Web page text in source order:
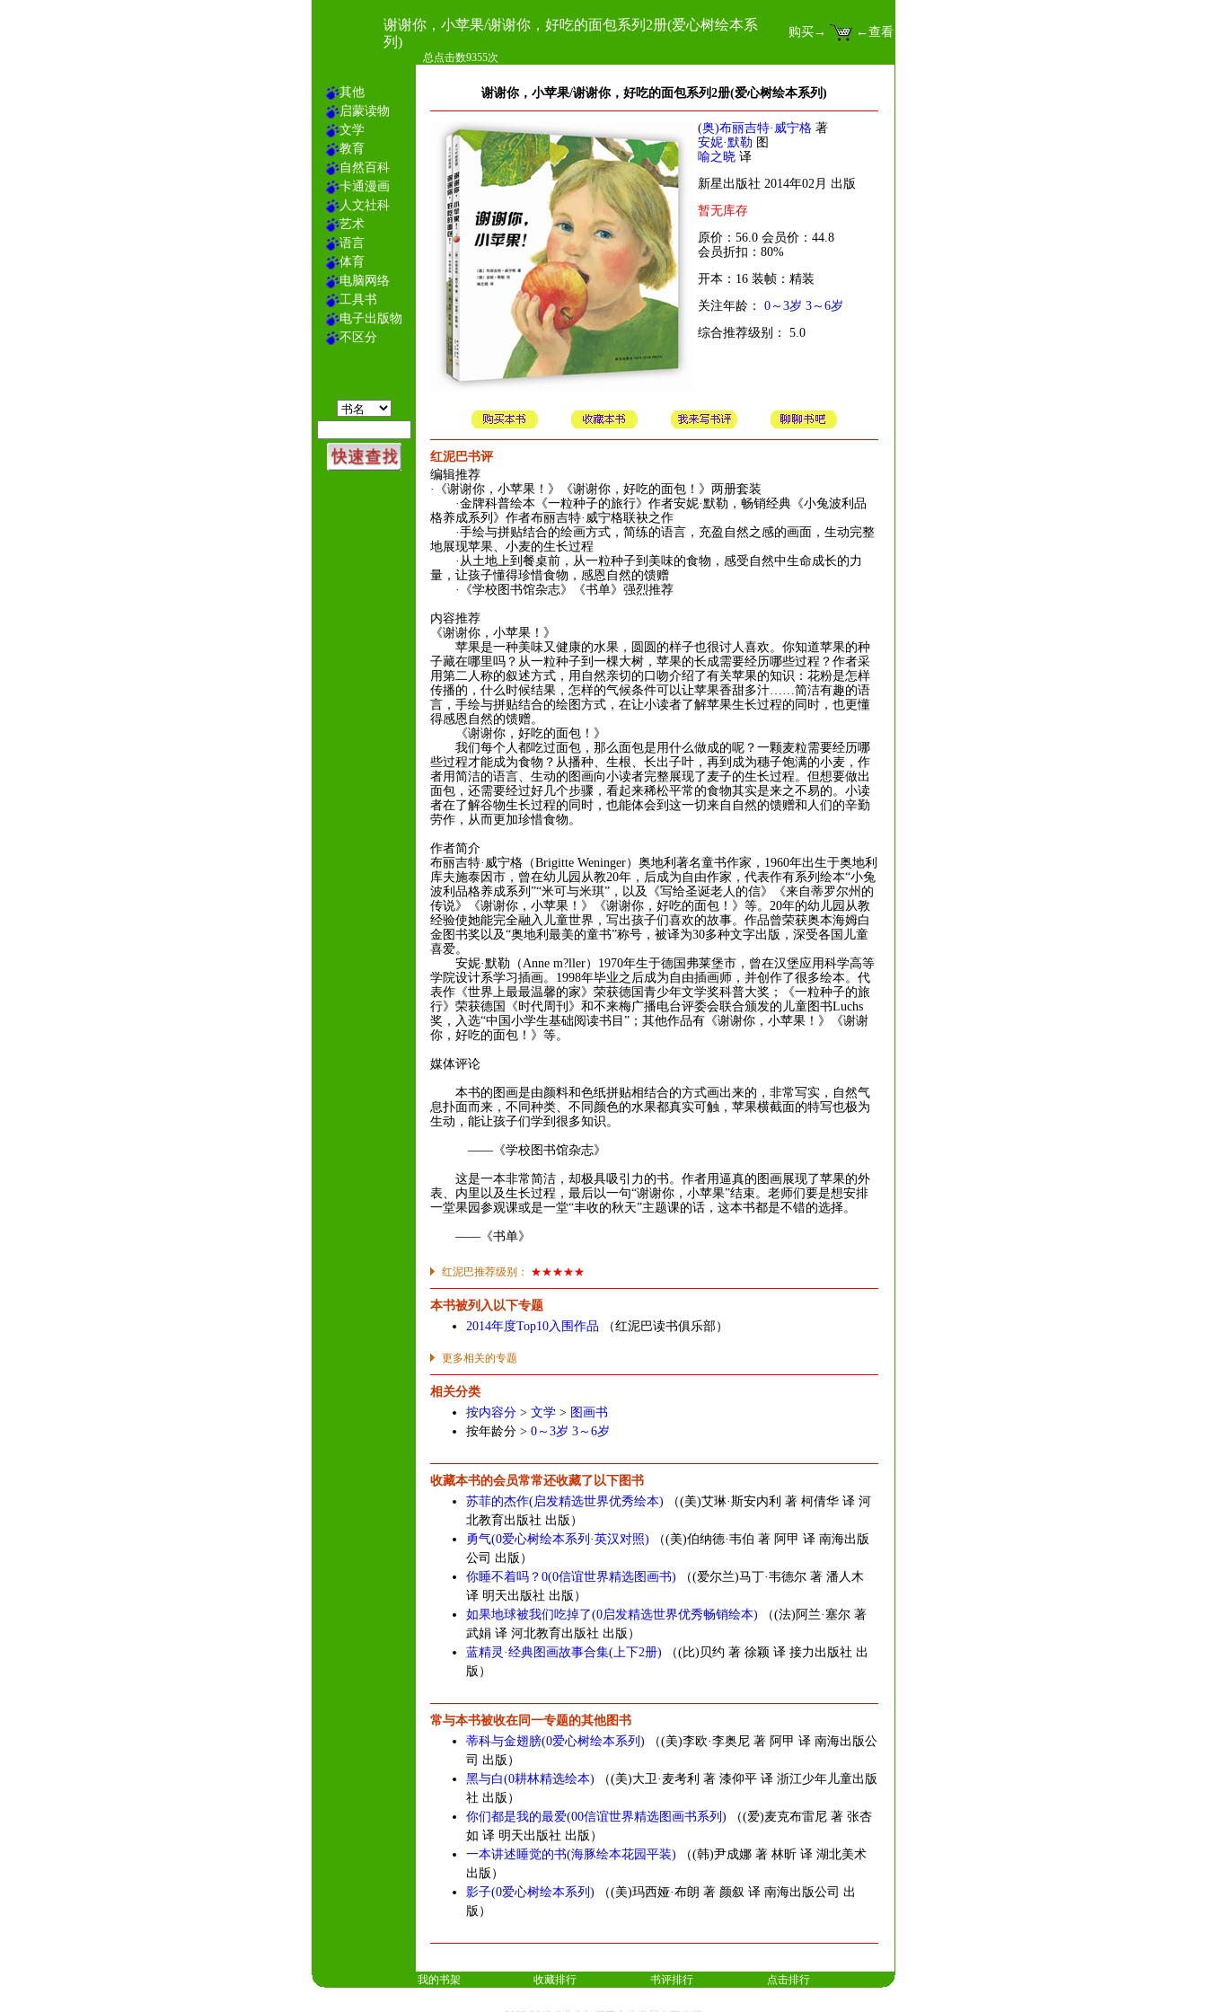
谢谢你，小苹果/谢谢你，好吃的面包系列2册(爱心树绘本系
列)
购买→ ←查看
总点击数9355次
其他
启蒙读物
文学
教育
自然百科
卡通漫画
人文社科
艺术
语言
体育
电脑网络
工具书
电子出版物
不区分
谢谢你，小苹果/谢谢你，好吃的面包系列2册(爱心树绘本系列)
(奥)布丽吉特·威宁格 著
安妮·默勒 图
喻之晓 译
新星出版社 2014年02月 出版
暂无库存
原价：56.0 会员价：44.8
会员折扣：80%
开本：16 装帧：精装
关注年龄： 0～3岁 3～6岁
综合推荐级别： 5.0
红泥巴书评
编辑推荐
·《谢谢你，小苹果！》《谢谢你，好吃的面包！》两册套装
·金牌科普绘本《一粒种子的旅行》作者安妮·默勒，畅销经典《小兔波利品
格养成系列》作者布丽吉特·威宁格联袂之作
·手绘与拼贴结合的绘画方式，简练的语言，充盈自然之感的画面，生动完整
地展现苹果、小麦的生长过程
·从土地上到餐桌前，从一粒种子到美味的食物，感受自然中生命成长的力
量，让孩子懂得珍惜食物，感恩自然的馈赠
·《学校图书馆杂志》《书单》强烈推荐
内容推荐
《谢谢你，小苹果！》
苹果是一种美味又健康的水果，圆圆的样子也很讨人喜欢。你知道苹果的种
子藏在哪里吗？从一粒种子到一棵大树，苹果的长成需要经历哪些过程？作者采
用第二人称的叙述方式，用自然亲切的口吻介绍了有关苹果的知识：花粉是怎样
传播的，什么时候结果，怎样的气候条件可以让苹果香甜多汁……简洁有趣的语
言，手绘与拼贴结合的绘图方式，在让小读者了解苹果生长过程的同时，也更懂
得感恩自然的馈赠。
《谢谢你，好吃的面包！》
我们每个人都吃过面包，那么面包是用什么做成的呢？一颗麦粒需要经历哪
些过程才能成为食物？从播种、生根、长出子叶，再到成为穗子饱满的小麦，作
者用简洁的语言、生动的图画向小读者完整展现了麦子的生长过程。但想要做出
面包，还需要经过好几个步骤，看起来稀松平常的食物其实是来之不易的。小读
者在了解谷物生长过程的同时，也能体会到这一切来自自然的馈赠和人们的辛勤
劳作，从而更加珍惜食物。
作者简介
布丽吉特·威宁格（Brigitte Weninger）奥地利著名童书作家，1960年出生于奥地利
库夫施泰因市，曾在幼儿园从教20年，后成为自由作家，代表作有系列绘本“小兔
波利品格养成系列”“米可与米琪”，以及《写给圣诞老人的信》《来自蒂罗尔州的
传说》《谢谢你，小苹果！》《谢谢你，好吃的面包！》等。20年的幼儿园从教
经验使她能完全融入儿童世界，写出孩子们喜欢的故事。作品曾荣获奥本海姆白
金图书奖以及“奥地利最美的童书”称号，被译为30多种文字出版，深受各国儿童
喜爱。
安妮·默勒（Anne m?ller）1970年生于德国弗莱堡市，曾在汉堡应用科学高等
学院设计系学习插画。1998年毕业之后成为自由插画师，并创作了很多绘本。代
表作《世界上最最温馨的家》荣获德国青少年文学奖科普大奖；《一粒种子的旅
行》荣获德国《时代周刊》和不来梅广播电台评委会联合颁发的儿童图书Luchs
奖，入选“中国小学生基础阅读书目”；其他作品有《谢谢你，小苹果！》《谢谢
你，好吃的面包！》等。
媒体评论
本书的图画是由颜料和色纸拼贴相结合的方式画出来的，非常写实，自然气
息扑面而来，不同种类、不同颜色的水果都真实可触，苹果横截面的特写也极为
生动，能让孩子们学到很多知识。
——《学校图书馆杂志》
这是一本非常简洁，却极具吸引力的书。作者用逼真的图画展现了苹果的外
表、内里以及生长过程，最后以一句“谢谢你，小苹果”结束。老师们要是想安排
一堂果园参观课或是一堂“丰收的秋天”主题课的话，这本书都是不错的选择。
——《书单》
红泥巴推荐级别： ★★★★★
本书被列入以下专题
2014年度Top10入围作品 （红泥巴读书俱乐部）
更多相关的专题
相关分类
按内容分 > 文学 > 图画书
按年龄分 > 0～3岁 3～6岁
收藏本书的会员常常还收藏了以下图书
苏菲的杰作(启发精选世界优秀绘本) （(美)艾琳·斯安内利 著 柯倩华 译 河
北教育出版社 出版）
勇气(0爱心树绘本系列·英汉对照) （(美)伯纳德·韦伯 著 阿甲 译 南海出版
公司 出版）
你睡不着吗？0(0信谊世界精选图画书) （(爱尔兰)马丁·韦德尔 著 潘人木
译 明天出版社 出版）
如果地球被我们吃掉了(0启发精选世界优秀畅销绘本) （(法)阿兰·塞尔 著
武娟 译 河北教育出版社 出版）
蓝精灵·经典图画故事合集(上下2册) （(比)贝约 著 徐颖 译 接力出版社 出
版）
常与本书被收在同一专题的其他图书
蒂科与金翅膀(0爱心树绘本系列) （(美)李欧·李奥尼 著 阿甲 译 南海出版公
司 出版）
黑与白(0耕林精选绘本) （(美)大卫·麦考利 著 漆仰平 译 浙江少年儿童出版
社 出版）
你们都是我的最爱(00信谊世界精选图画书系列) （(爱)麦克布雷尼 著 张杏
如 译 明天出版社 出版）
一本讲述睡觉的书(海豚绘本花园平装) （(韩)尹成娜 著 林昕 译 湖北美术
出版）
影子(0爱心树绘本系列) （(美)玛西娅·布朗 著 颜叙 译 南海出版公司 出
版）
我的书架 收藏排行 书评排行 点击排行